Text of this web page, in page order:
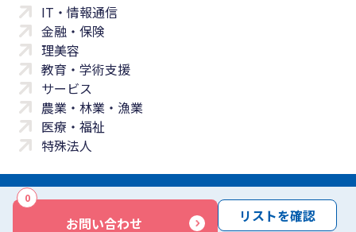
お問い合わせ
0
リストを確認
IT・情報通信
金融・保険
理美容
教育・学術支援
サービス
農業・林業・漁業
医療・福祉
特殊法人
サイトマップ 免責事項 サービス利用規約
商標について反社会勢力に対する基本方針 お問い合わせ